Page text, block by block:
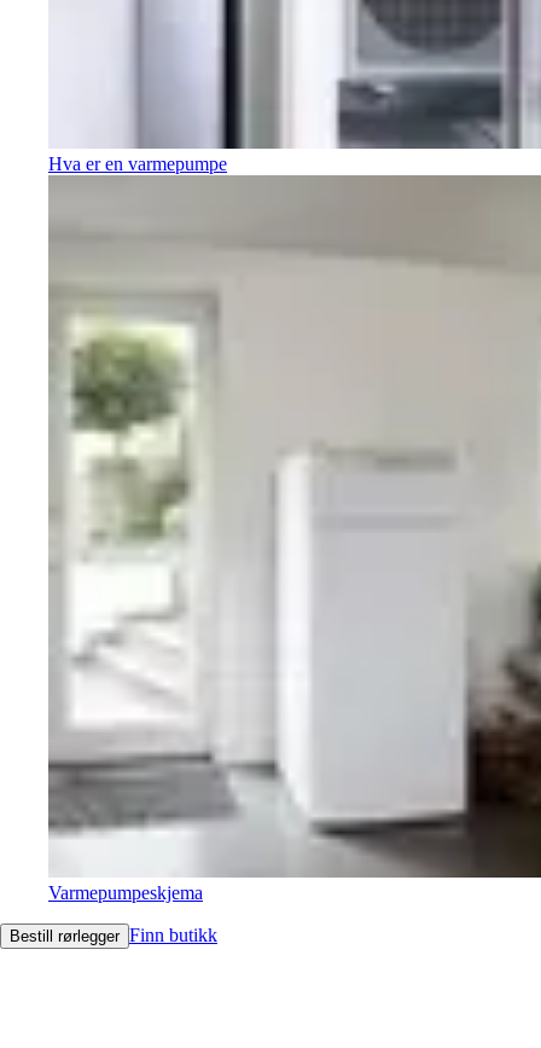
Hva er en varmepumpe
Varmepumpeskjema
Bestill rørlegger Finn butikk